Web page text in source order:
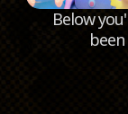
Below